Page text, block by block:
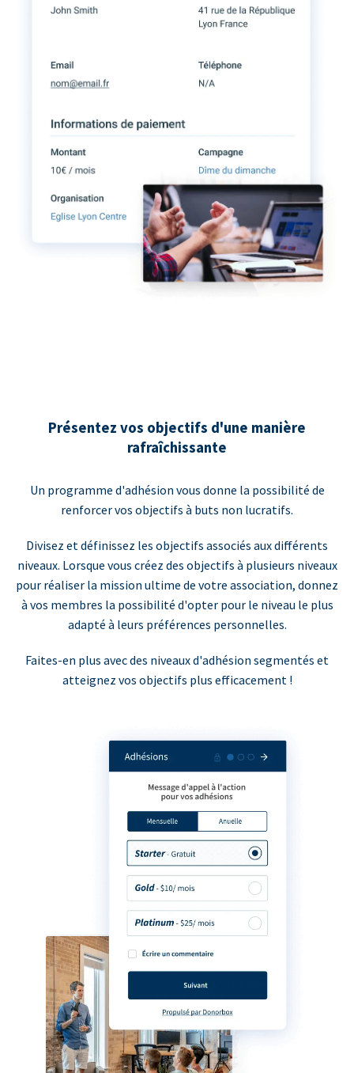
Présentez vos objectifs d'une manière
rafraîchissante
Un programme d'adhésion vous donne la possibilité de
renforcer vos objectifs à buts non lucratifs.
Divisez et définissez les objectifs associés aux différents
niveaux. Lorsque vous créez des objectifs à plusieurs niveaux
pour réaliser la mission ultime de votre association, donnez
à vos membres la possibilité d'opter pour le niveau le plus
adapté à leurs préférences personnelles.
Faites-en plus avec des niveaux d'adhésion segmentés et
atteignez vos objectifs plus efficacement !